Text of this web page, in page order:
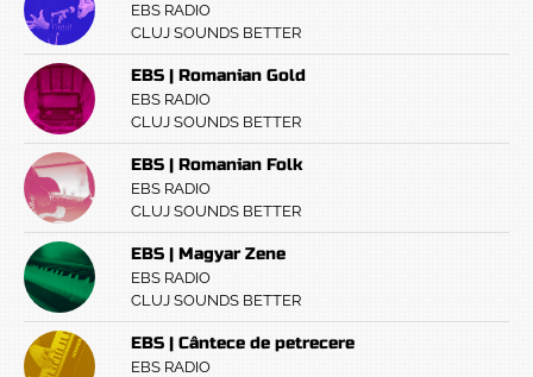
EBS RADIO
CLUJ SOUNDS BETTER
EBS | Romanian Gold
EBS RADIO
CLUJ SOUNDS BETTER
EBS | Romanian Folk
EBS RADIO
CLUJ SOUNDS BETTER
EBS | Magyar Zene
EBS RADIO
CLUJ SOUNDS BETTER
EBS | Cântece de petrecere
EBS RADIO